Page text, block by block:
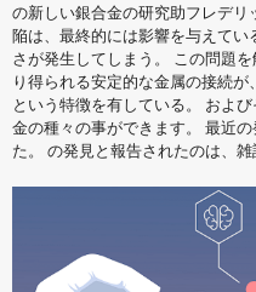
の新しい銀合金の研究助フレデ
陥は、最終的には影響を与えて
さが発生してしまう。 この問題
り得られる安定的な金属の接続
という特徴を有している。 およ
金の種々の事ができます。 最近
た。 の発見と報告されたのは、